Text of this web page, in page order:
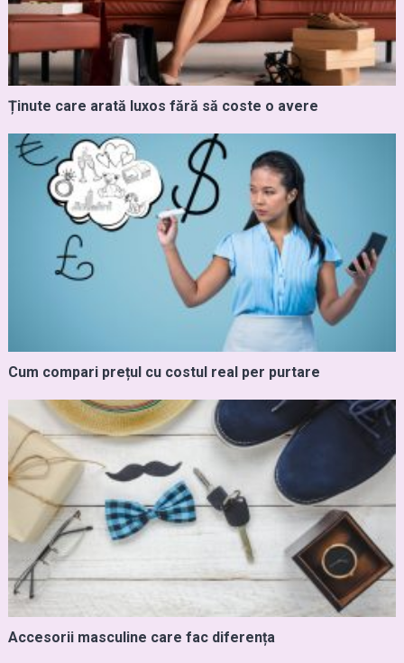
Ținute care arată luxos fără să coste o avere
Cum compari prețul cu costul real per purtare
Accesorii masculine care fac diferența